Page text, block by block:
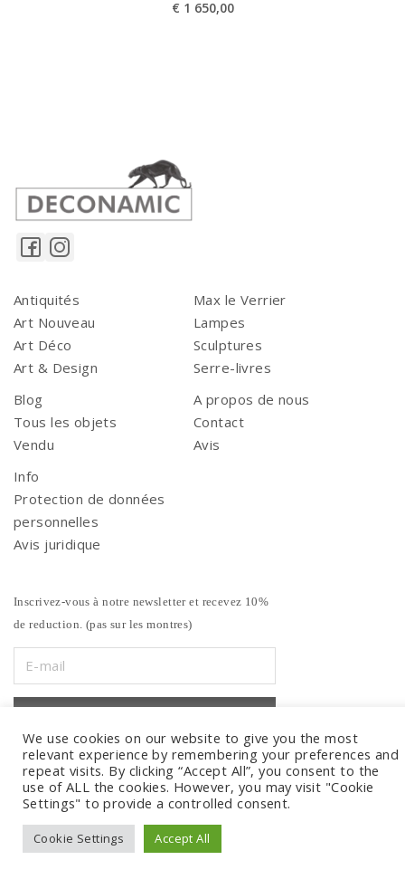
€ 1 650,00
Antiquités
Art Nouveau
Art Déco
Art & Design
Max le Verrier
Lampes
Sculptures
Serre-livres
Blog
Tous les objets
Vendu
A propos de nous
Contact
Avis
Info
Protection de données
personnelles
Avis juridique
Inscrivez-vous à notre newsletter et recevez 10%
de reduction. (pas sur les montres)
We use cookies on our website to give you the most
relevant experience by remembering your preferences and
repeat visits. By clicking “Accept All”, you consent to the
use of ALL the cookies. However, you may visit "Cookie
Settings" to provide a controlled consent.
Cookie Settings Accept All